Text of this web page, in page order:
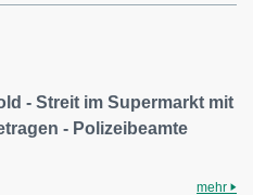
- Streit im Supermarkt mit
- Polizeibeamte
mehr